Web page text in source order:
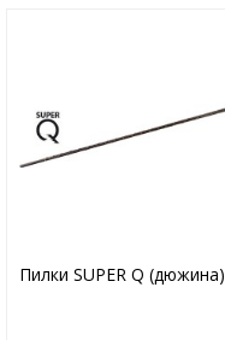
Пилки SUPER Q (дюжина)